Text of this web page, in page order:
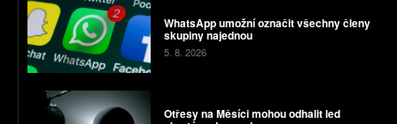
WhatsApp umožní označit všechny členy
skupiny najednou
5. 8. 2026
Otřesy na Měsíci mohou odhalit led